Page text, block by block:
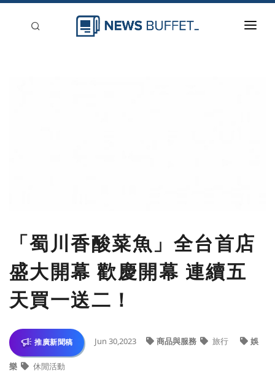
「蜀川香酸菜魚」全台首店
盛大開幕 歡慶開幕 連續五
天買一送二！
推廣新聞稿 Jun 30,2023 商品與服務 旅行 娛
樂 休閒活動